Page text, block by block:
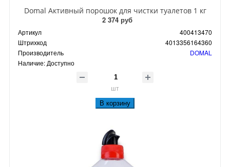
Domal Активный порошок для чистки туалетов 1 кг
2 374 руб
Артикул
400413470
Штрихкод
4013356164360
Производитель
DOMAL
Наличие: Доступно
шт
В корзину